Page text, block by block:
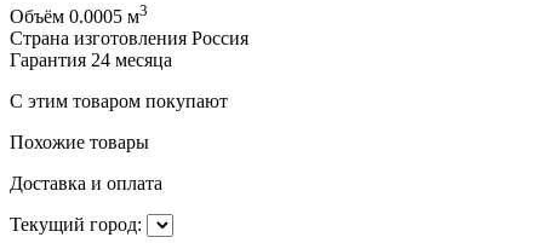
Объём 0.0005 м3
Страна изготовления Россия
Гарантия 24 месяца
С этим товаром покупают
Похожие товары
Доставка и оплата
Текущий город: